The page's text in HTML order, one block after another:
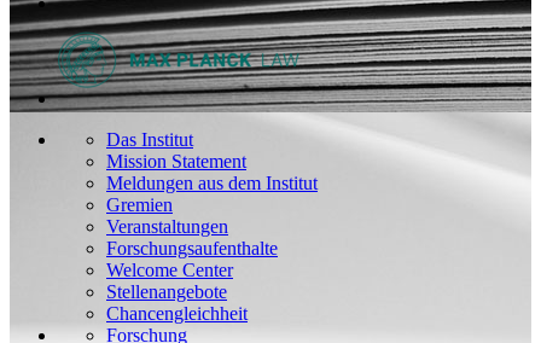
Das Institut
Mission Statement
Meldungen aus dem Institut
Gremien
Veranstaltungen
Forschungsaufenthalte
Welcome Center
Stellenangebote
Chancengleichheit
Forschung